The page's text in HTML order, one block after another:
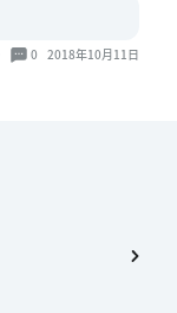
0 2018年10月11日